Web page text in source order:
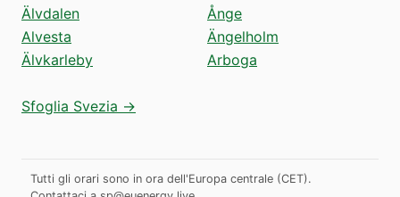
Älvdalen
Alvesta
Älvkarleby
Ånge
Ängelholm
Arboga
Sfoglia Svezia →
Tutti gli orari sono in ora dell'Europa centrale (CET).